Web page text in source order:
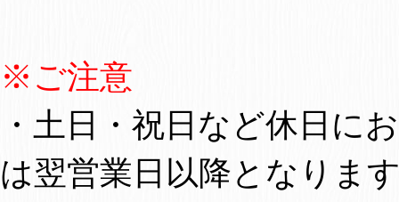
※ご注意
・土日・祝日など休日に
は翌営業日以降となりま